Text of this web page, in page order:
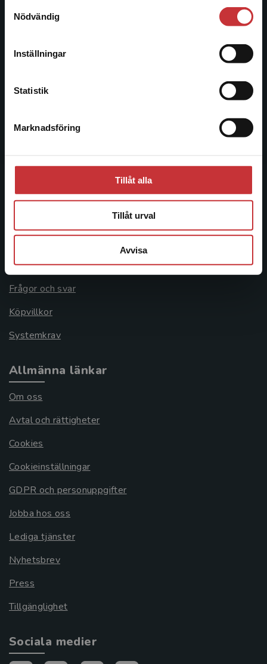
Nödvändig
Inställningar
Statistik
Marknadsföring
Tillåt alla
Tillåt urval
Avvisa
Vi erbjuder inte leveranser utanför Sverige. För
att kunna slutföra ett köp måste
Kontakta oss
Kontakta oss
Postadress:
221 00 Lund
Åkergränden 1
046-31 21 00
Frågor och svar
Köpvillkor
Systemkrav
Allmänna länkar
Om oss
Avtal och rättigheter
Cookies
Cookieinställningar
GDPR och personuppgifter
Jobba hos oss
Lediga tjänster
Nyhetsbrev
Press
Tillgänglighet
Sociala medier